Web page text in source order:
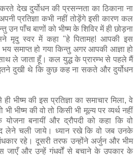
देख दुर्योधन की प्रसन्नता का ठिकाना ना
प्रतिज्ञा कभी नहीं तोड़ेंगे इसी कारण कल
उन पाँच बाणों को भीष्म के शिविर में ही छोड़ना
मृदु स्वर में कहा "हे पितामह! आपकी इस
भय समाप्त हो गया किन्तु अगर आपकी आज्ञा हो
ले जाता हूँ। कल युद्ध के प्रारम्भ से पहले मैं
दुखी थे कि कुछ कह ना सकते और दुर्योधन
भीष्म की इस प्रतिज्ञा का समाचार मिला, वे
भी भीष्म की वो तो किसी भी मूल्य पर व्यर्थ नहीं
बनायीं और द्रौपदी को कहा कि वो
लेने चली जाये। ध्यान रखे कि वो जब उनके
रहे। दूसरी तरफ उन्होंने अर्जुन और भीम
जाएँ और उन्हें गंधर्वों से बचाने के उपकार के